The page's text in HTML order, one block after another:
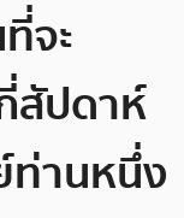
จะ
สัปดาห์
ท่านหนึ่ง